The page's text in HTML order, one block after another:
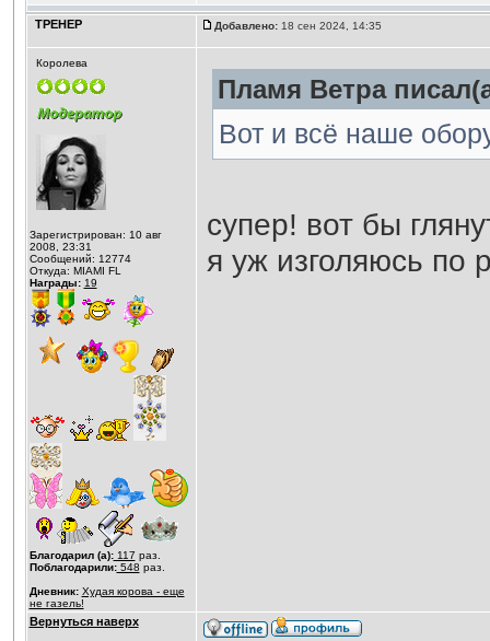
ТРЕНЕР Добавлено:18 сен 2024, 14:35
Королева
Зарегистрирован: 10 авг
2008, 23:31
Сообщений: 12774
Откуда: MIAMI FL
Награды: 19
Благодарил (а):117 раз.
Поблагодарили:548 раз.
Дневник: Худая корова - еще
не газель!
Пламя Ветра
Вот и всё наше
супер! вот бы
я уж изголяюсь по
Вернуться наверх